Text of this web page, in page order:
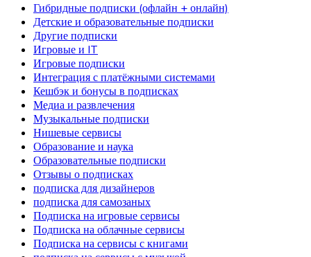
Гибридные подписки (офлайн + онлайн)
Детские и образовательные подписки
Другие подписки
Игровые и IT
Игровые подписки
Интеграция с платёжными системами
Кешбэк и бонусы в подписках
Медиа и развлечения
Музыкальные подписки
Нишевые сервисы
Образование и наука
Образовательные подписки
Отзывы о подписках
подписка для дизайнеров
подписка для самозаных
Подписка на игровые сервисы
Подписка на облачные сервисы
Подписка на сервисы с книгами